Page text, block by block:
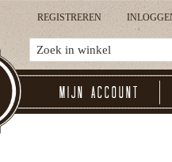
REGISTREREN
Mijn account